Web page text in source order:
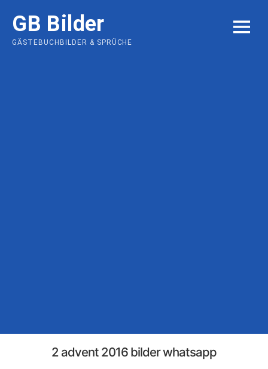
content
GB Bilder
GÄSTEBUCHBILDER & SPRÜCHE
MENU
2 advent 2016 bilder whatsapp